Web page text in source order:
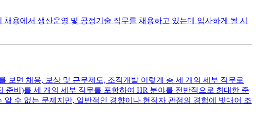
용에서 생산운영 및 공정기술 직무를 채용하고 있는데 입사하게 될 시
보면 채용, 보상 및 근무제도, 조직개발 이렇게 총 세 개의 세부 직무로
비)를 세 개의 세부 직무를 포함하여 HR 분야를 전반적으로 최대한 준
수 없는 문제지만, 일반적인 경향이나 현직자 관점의 경험에 빗대어 조